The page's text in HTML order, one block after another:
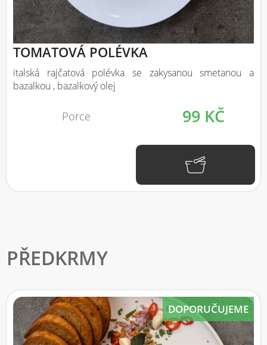
TOMATOVÁ POLÉVKA
italská rajčatová polévka se zakysanou smetanou a
bazalkou , bazalkový olej
Porce 99 KČ
PŘEDKRMY
DOPORUČUJEME